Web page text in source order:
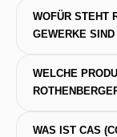
WOFÜR STEHT
GEWERKE
WELCHE
WAS IST CAS